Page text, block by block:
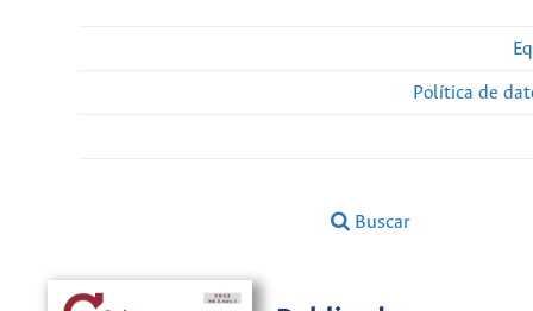
Política de
Buscar